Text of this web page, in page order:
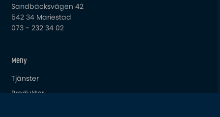
Sandbäcksvägen 42
542 34 Mariestad
073 - 232 34 02
Meny
Tjänster
Produkter